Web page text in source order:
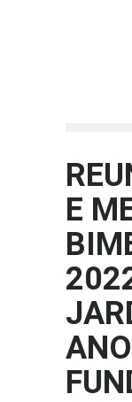
E